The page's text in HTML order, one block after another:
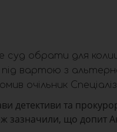
обрати для
під вартою з
очільник
детективи та
зазначили, що допит